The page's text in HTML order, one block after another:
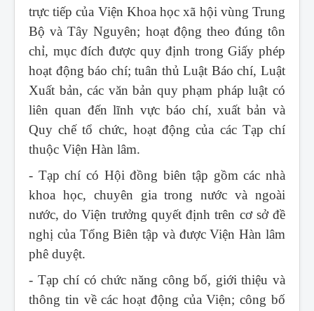
trực tiếp của Viện Khoa học xã hội vùng Trung
Bộ và Tây Nguyên; hoạt động theo đúng tôn
chỉ, mục đích được quy định trong Giấy phép
hoạt động báo chí; tuân thủ Luật Báo chí, Luật
Xuất bản, các văn bản quy phạm pháp luật có
liên quan đến lĩnh vực báo chí, xuất bản và
Quy chế tổ chức, hoạt động của các Tạp chí
thuộc Viện Hàn lâm.
- Tạp chí có Hội đồng biên tập gồm các nhà
khoa học, chuyên gia trong nước và ngoài
nước, do Viện trưởng quyết định trên cơ sở đề
nghị của Tổng Biên tập và được Viện Hàn lâm
phê duyệt.
- Tạp chí có chức năng công bố, giới thiệu và
thông tin về các hoạt động của Viện; công bố